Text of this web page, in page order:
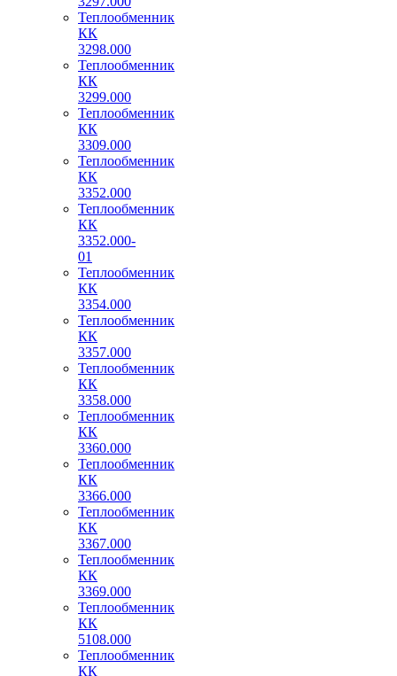
Теплообменник
КК
3298.000
Теплообменник
КК
3299.000
Теплообменник
КК
3309.000
Теплообменник
КК
3352.000
Теплообменник
КК
3352.000-
01
Теплообменник
КК
3354.000
Теплообменник
КК
3357.000
Теплообменник
КК
3358.000
Теплообменник
КК
3360.000
Теплообменник
КК
3366.000
Теплообменник
КК
3367.000
Теплообменник
КК
3369.000
Теплообменник
КК
5108.000
Теплообменник
КК